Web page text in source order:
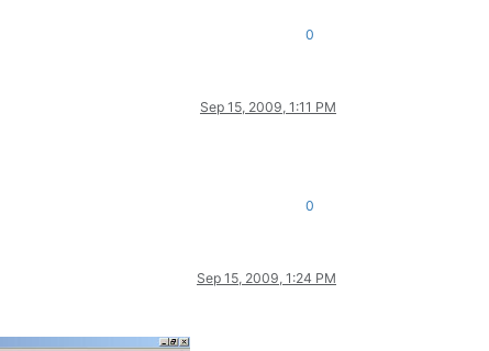
0
Sep 15, 2009, 1:11 PM
0
Sep 15, 2009, 1:24 PM